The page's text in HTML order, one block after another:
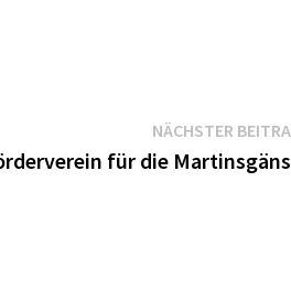
NÄCHSTER
für die